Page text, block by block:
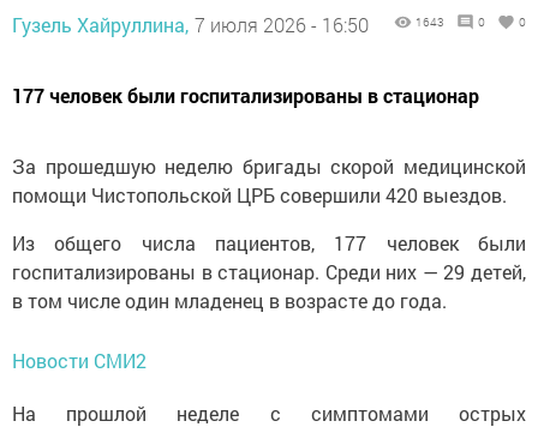
Гузель Хайруллина, 7 июля 2026 - 16:50 1643 0 0
177 человек были госпитализированы в стационар
За прошедшую неделю бригады скорой медицинской
помощи Чистопольской ЦРБ совершили 420 выездов.
Из общего числа пациентов, 177 человек были
госпитализированы в стационар. Среди них — 29 детей,
в том числе один младенец в возрасте до года.
Новости СМИ2
На прошлой неделе с симптомами острых